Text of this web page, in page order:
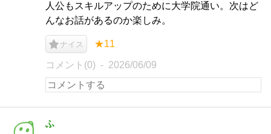
人公もスキルアップのために大学院通い。次はど
んなお話があるのか楽しみ。
ナイス ★11
コメント(0) 2026/06/09
ふ